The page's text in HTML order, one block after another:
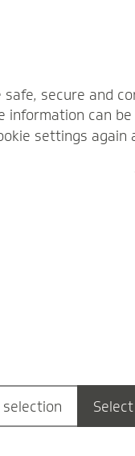
eben
nutzen, um
Wir
secure and
information can
settings again
selection